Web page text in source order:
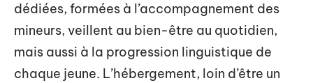
dédiées, formées à l’accompagnement des
mineurs, veillent au bien-être au quotidien,
mais aussi à la progression linguistique de
chaque jeune. L’hébergement, loin d’être un